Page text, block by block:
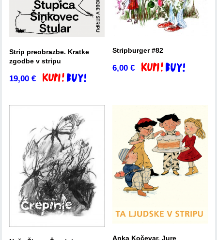
Strip preobrazbe. Kratke
zgodbe v stripu
19,00€ Dodaj v košarico
Stripburger #82
6,00€ Dodaj v košarico
Anka Kočevar, Jure